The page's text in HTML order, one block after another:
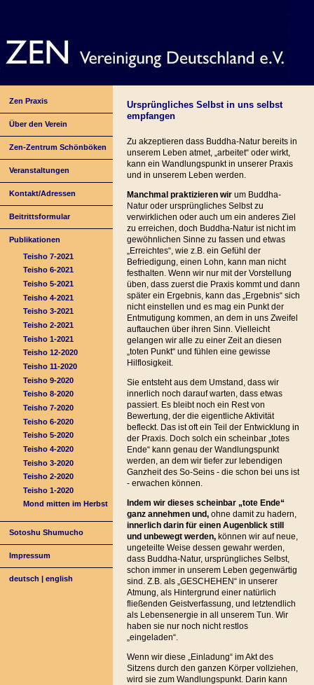
Zen Praxis
Über den Verein
Zen-Zentrum Schönböken
Veranstaltungen
Kontakt/Adressen
Beitrittsformular
Publikationen
Teisho 7-2021
Teisho 6-2021
Teisho 5-2021
Teisho 4-2021
Teisho 3-2021
Teisho 2-2021
Teisho 1-2021
Teisho 12-2020
Teisho 11-2020
Teisho 9-2020
Teisho 8-2020
Teisho 7-2020
Teisho 6-2020
Teisho 5-2020
Teisho 4-2020
Teisho 3-2020
Teisho 2-2020
Teisho 1-2020
Mond mitten im Herbst
Sotoshu Shumucho
Impressum
deutsch |english
Ursprüngliches Selbst in uns selbst
empfangen
Zu akzeptieren dass Buddha-Natur bereits in
unserem Leben atmet, „arbeitet“ oder wirkt,
kann ein Wandlungspunkt in unserer Praxis
und in unserem Leben werden.
Manchmal praktizieren wirum Buddha-
Natur oder ursprüngliches Selbst zu
verwirklichen oder auch um ein anderes Ziel
zu erreichen, doch Buddha-Natur ist nicht im
gewöhnlichen Sinne zu fassen und etwas
„Erreichtes“, wie z.B. ein Gefühl der
Befriedigung, einen Lohn, kann man nicht
festhalten. Wenn wir nur mit der Vorstellung
üben, dass zuerst die Praxis kommt und dann
später ein Ergebnis, kann das „Ergebnis“ sich
nicht einstellen und es mag ein Punkt der
Entmutigung kommen, an dem in uns Zweifel
auftauchen über ihren Sinn. Vielleicht
gelangen wir alle zu einer Zeit an diesen
„toten Punkt“ und fühlen eine gewisse
Hilflosigkeit.
Sie entsteht aus dem Umstand, dass wir
innerlich noch darauf warten, dass etwas
passiert. Es bleibt noch ein Rest von
Bewertung, der die eigentliche Aktivität
befleckt. Das ist oft ein Teil der Entwicklung in
der Praxis. Doch solch ein scheinbar „totes
Ende“ kann genau der Wandlungspunkt
werden, an dem wir tiefer zur lebendigen
Ganzheit des So-Seins - die schon bei uns ist
- erwachen können.
Indem wir dieses scheinbar „tote Ende“
ganz annehmen und, ohne damit zu hadern,
innerlich darin für einen Augenblick still
und unbewegt werden,können wir auf neue,
ungeteilte Weise dessen gewahr werden,
dass Buddha-Natur, ursprüngliches Selbst,
schon immer in unserem Leben gegenwärtig
sind. Z.B. als „GESCHEHEN“ in unserer
Atmung, als Hintergrund einer natürlich
fließenden Geistverfassung, und letztendlich
als Lebensenergie in all unserem Tun. Wir
haben sie nur noch nicht restlos
„eingeladen“.
Wenn wir diese „Einladung“ im Akt des
Sitzens durch den ganzen Körper vollziehen,
wird sie zum Wandlungspunkt. Darin kann